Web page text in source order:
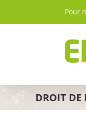
Pour
DROIT DE